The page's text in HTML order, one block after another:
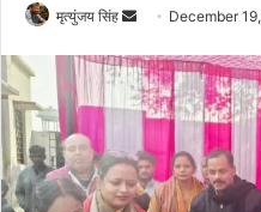
मृत्युंजय सिंह
Send
email
December